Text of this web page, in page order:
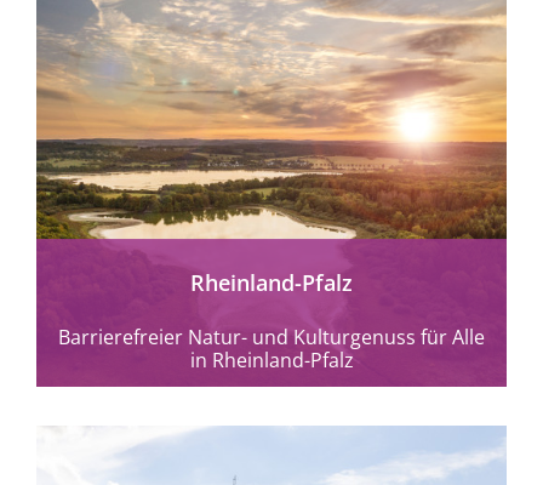
mehr erfahren
Rheinland-Pfalz
Barrierefreier Natur- und Kulturgenuss für Alle
in Rheinland-Pfalz